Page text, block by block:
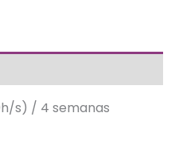
s) / 4 semanas